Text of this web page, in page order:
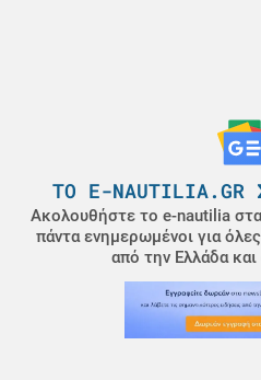
ΤΟ E-NAUTILIA.GR
Ακολουθήστε το e-nautilia
πάντα ενημερωμένοι για όλες
από την Ελλάδα